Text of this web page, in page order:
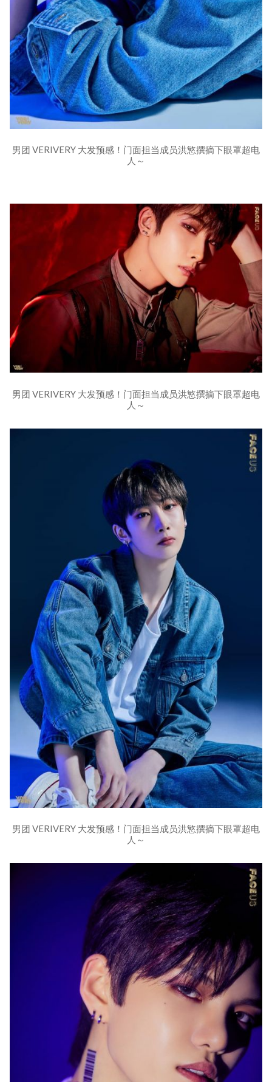
男团 VERIVERY 大发预感！门面担当成员洪慜撰摘下眼罩超电
人～
男团 VERIVERY 大发预感！门面担当成员洪慜撰摘下眼罩超电
人～
男团 VERIVERY 大发预感！门面担当成员洪慜撰摘下眼罩超电
人～